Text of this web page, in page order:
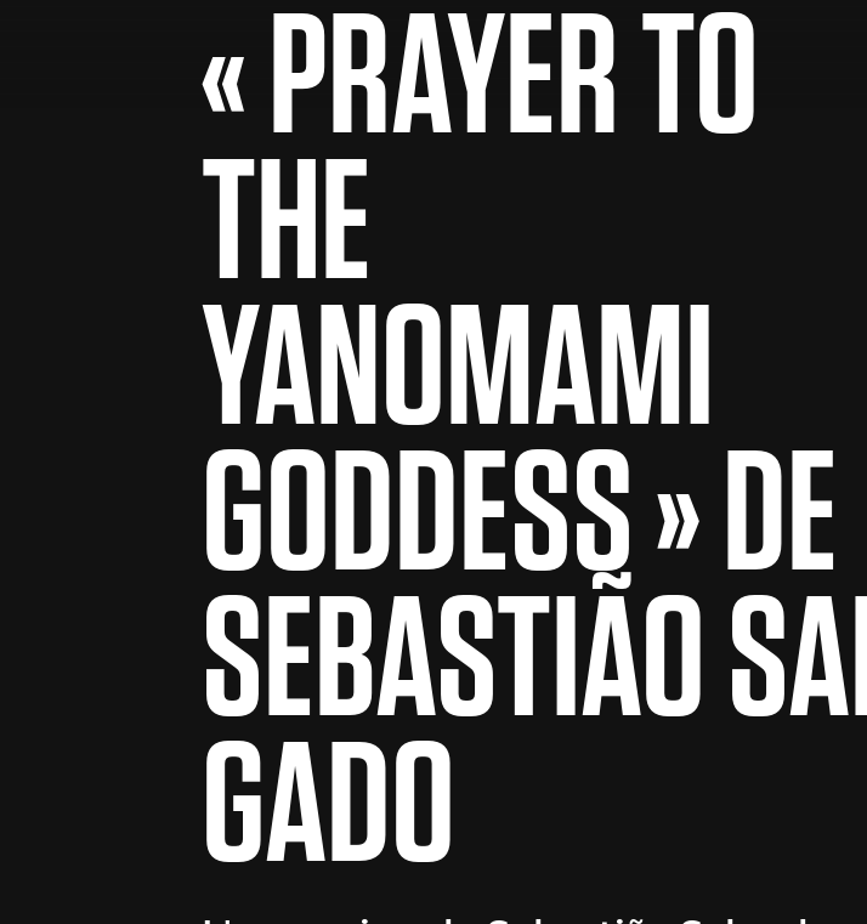
« PRAYER TO
THE
YANOMAMI
GODDESS » DE
SEBASTIÃO
GADO